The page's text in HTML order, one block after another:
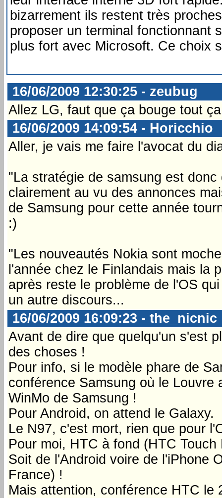
bizarrement ils restent très
proposer un terminal fonctionnant
plus fort avec Microsoft. Ce choix
16/06/2009 12:30:25 - zeubug
Allez LG, faut que ça bouge tout
16/06/2009 14:09:54 - Horicchio
Aller, je vais me faire l'avocat du
"La stratégie de samsung est
clairement au vu des annonces
de Samsung pour cette année
:)
"Les nouveautés Nokia sont
l'année chez le Finlandais mais la
après reste le problème de l'OS
un autre discours...
16/06/2009 16:09:23 - the_nicnic
Avant de dire que quelqu'un s'est
des choses !
Pour info, si le modèle phare de
conférence Samsung où le
WinMo de Samsung !
Pour Android, on attend le Galaxy.
Le N97, c'est mort, rien que pour
Pour moi, HTC à fond (HTC
Soit de l'Android voire de l'iPhone
France) !
Mais attention, conférence HTC